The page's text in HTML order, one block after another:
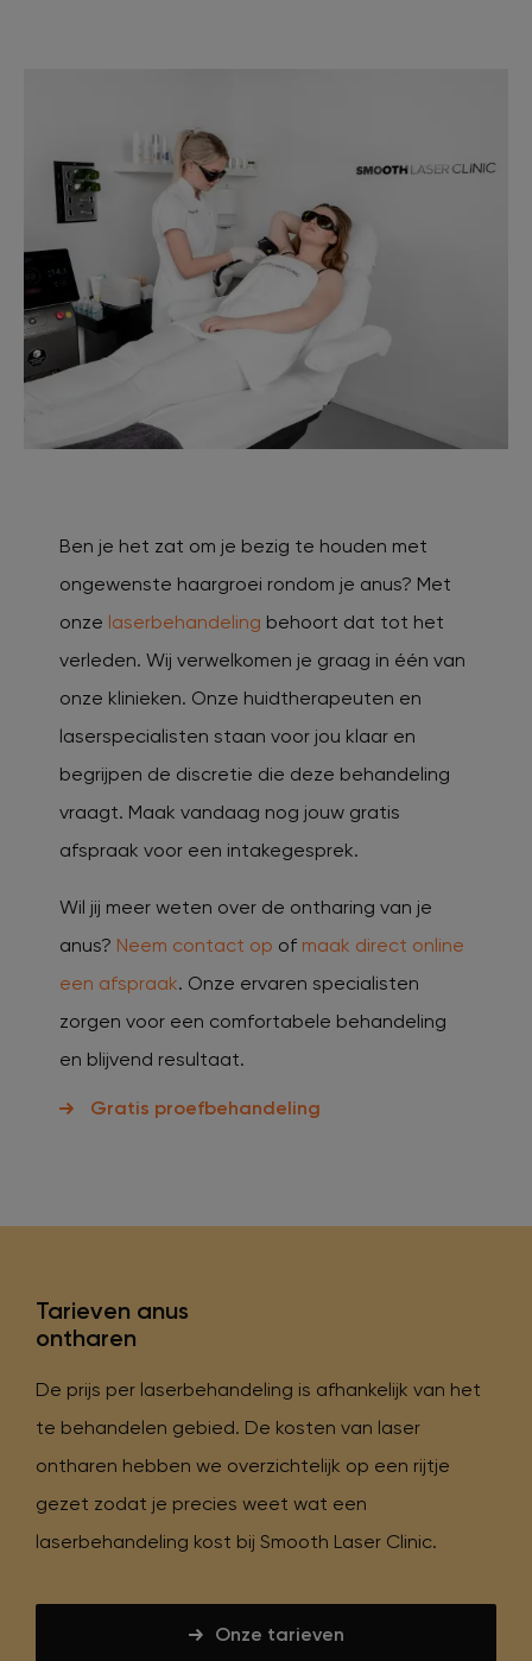
Ben je het zat om je bezig te houden met
ongewenste haargroei rondom je anus? Met
onze laserbehandeling behoort dat tot het
verleden. Wij verwelkomen je graag in één van
onze klinieken. Onze huidtherapeuten en
laserspecialisten staan voor jou klaar en
begrijpen de discretie die deze behandeling
vraagt. Maak vandaag nog jouw gratis
afspraak voor een intakegesprek.
Wil jij meer weten over de ontharing van je
anus? Neem contact op of maak direct online
een afspraak. Onze ervaren specialisten
zorgen voor een comfortabele behandeling
en blijvend resultaat.
Gratis proefbehandeling
Tarieven anus
ontharen
De prijs per laserbehandeling is afhankelijk van het
te behandelen gebied. De kosten van laser
ontharen hebben we overzichtelijk op een rijtje
gezet zodat je precies weet wat een
laserbehandeling kost bij Smooth Laser Clinic.
Onze tarieven